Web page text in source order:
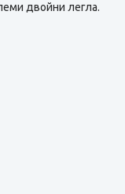
двойни легла.